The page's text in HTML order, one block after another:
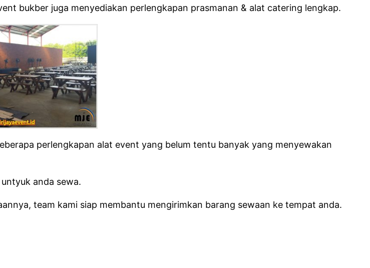
bukber juga menyediakan perlengkapan prasmanan & alat catering lengkap.
perlengkapan alat event yang belum tentu banyak yang menyewakan
anda sewa.
team kami siap membantu mengirimkan barang sewaan ke tempat anda.